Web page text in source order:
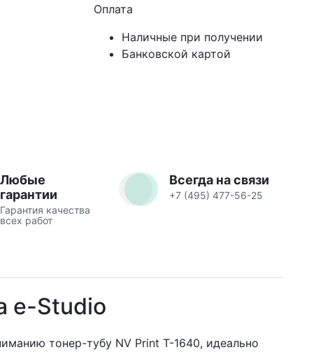
Оплата
Наличные при получении
Банковской картой
Любые
гарантии
Гарантия качества
всех работ
Всегда на связи
+7 (495) 477-56-25
e-Studio
тонер-тубу NV Print T-1640, идеально